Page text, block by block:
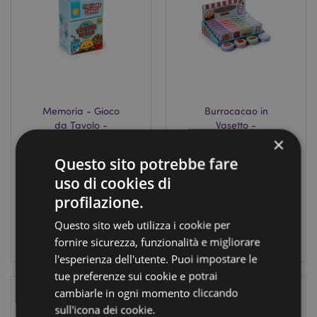
Memoria - Gioco
da Tavolo -
GAME08
339
disponibile
LOGIN
Burrocacao in
Vasetto -
LIP166
LOGIN
×
Questo sito potrebbe fare
uso di cookies di
profilazione.
Questo sito web utilizza i cookie per
fornire sicurezza, funzionalità e migliorare
l'esperienza dell'utente. Puoi impostare le
tue preferenze sui cookie e potrai
cambiarle in ogni momento cliccando
sull'icona dei cookie.